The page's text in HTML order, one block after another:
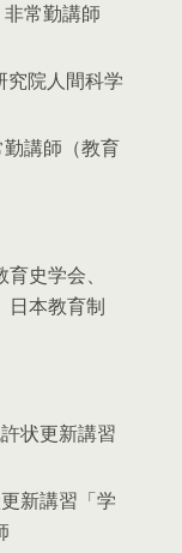
常勤講師
院人間科学
講師（教育
史学会、
日本教育制
状更新講習
新講習「学